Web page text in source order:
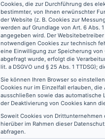
Cookies, die zur Durchführung des
bestimmter, von Ihnen erwünschter
der Website (z. B. Cookies zur
werden auf Grundlage von Art. 6 Abs.
angegeben wird. Der
notwendigen Cookies zur technisch
eine Einwilligung zur Speicherung
abgefragt wurde, erfolgt die
lit. a DSGVO und § 25 Abs. 1
Sie können Ihren Browser so
Cookies nur im Einzelfall erlauben,
ausschließen sowie das automatische
der Deaktivierung von Cookies kann
Soweit Cookies von
hierüber im Rahmen dieser
abfragen.